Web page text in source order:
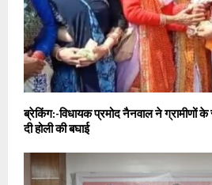
ब्रेकिंग:-विधायक प्रमोद नैनवाल ने ग्रामीणों के
दी होली की बघाई